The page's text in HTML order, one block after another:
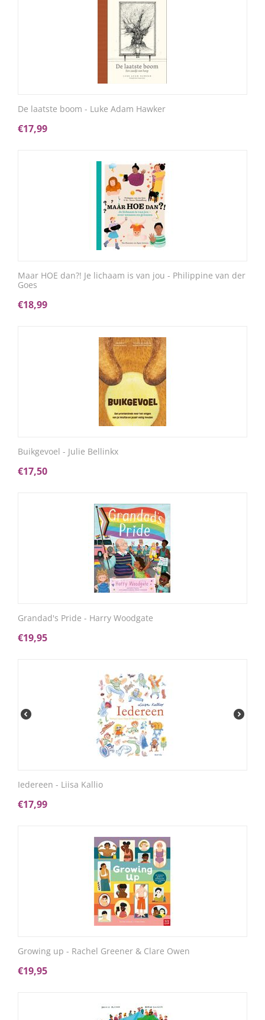
De laatste boom - Luke Adam Hawker
€17,99
Maar HOE dan?! Je lichaam is van jou - Philippine van der
Goes
€18,99
Buikgevoel - Julie Bellinkx
€17,50
Grandad's Pride - Harry Woodgate
€19,95
Iedereen - Liisa Kallio
€17,99
Growing up - Rachel Greener & Clare Owen
€19,95